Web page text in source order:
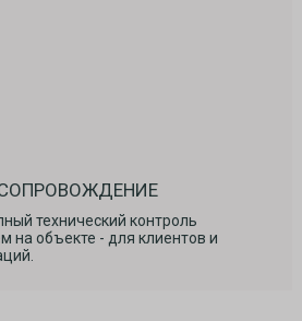
технический контроль
на объекте - для клиентов и